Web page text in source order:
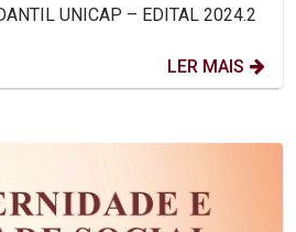
UNICAP – EDITAL 2024.2
LER MAIS